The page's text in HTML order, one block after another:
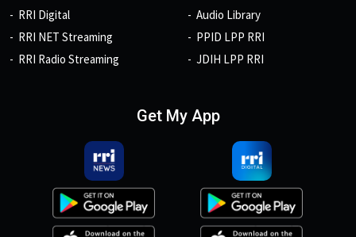
RRI Digital
RRI NET Streaming
RRI Radio Streaming
Audio Library
PPID LPP RRI
JDIH LPP RRI
Get My App